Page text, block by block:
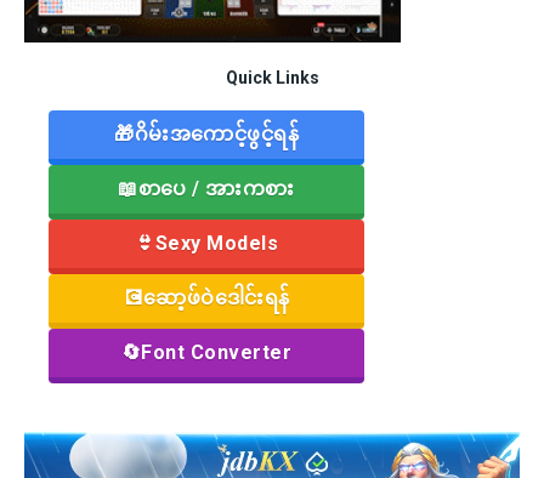
Quick Links
🎁ဂိမ်းအကောင့်ဖွင့်ရန်
📖စာပေ / အားကစား
👙Sexy Models
💽ဆော့ဖ်ဝဲဒေါင်းရန်
🔄Font Converter